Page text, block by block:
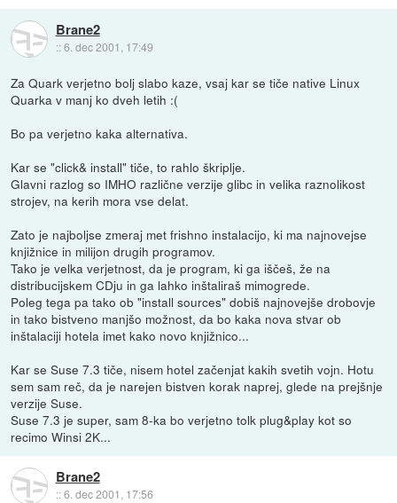
Brane2
::6. dec 2001, 17:49
Za Quark verjetno bolj slabo kaze, vsaj kar se tiče native Linux
Quarka v manj ko dveh letih :(
Bo pa verjetno kaka alternativa.
Kar se "click& install" tiče, to rahlo škriplje.
Glavni razlog so IMHO različne verzije glibc in velika raznolikost
strojev, na kerih mora vse delat.
Zato je najboljse zmeraj met frishno instalacijo, ki ma najnovejse
knjižnice in milijon drugih programov.
Tako je velka verjetnost, da je program, ki ga iščeš, že na
distribucijskem CDju in ga lahko inštaliraš mimogrede.
Poleg tega pa tako ob "install sources" dobiš najnovejše drobovje
in tako bistveno manjšo možnost, da bo kaka nova stvar ob
inštalaciji hotela imet kako novo knjižnico...
Kar se Suse 7.3 tiče, nisem hotel začenjat kakih svetih vojn. Hotu
sem sam reč, da je narejen bistven korak naprej, glede na prejšnje
verzije Suse.
Suse 7.3 je super, sam 8-ka bo verjetno tolk plug&play kot so
recimo Winsi 2K...
Brane2
::6. dec 2001, 17:56